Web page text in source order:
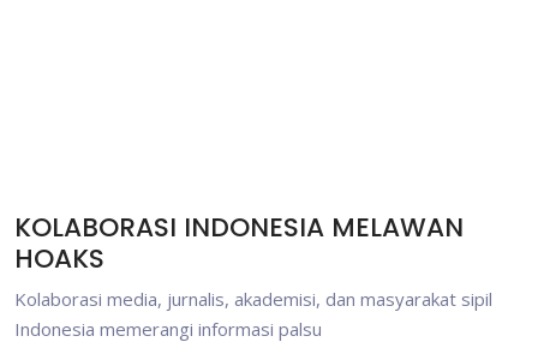
KOLABORASI INDONESIA MELAWAN
HOAKS
Kolaborasi media, jurnalis, akademisi, dan masyarakat sipil
Indonesia memerangi informasi palsu